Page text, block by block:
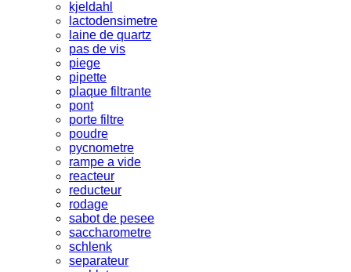
kjeldahl
lactodensimetre
laine de quartz
pas de vis
piege
pipette
plaque filtrante
pont
porte filtre
poudre
pycnometre
rampe a vide
reacteur
reducteur
rodage
sabot de pesee
saccharometre
schlenk
separateur